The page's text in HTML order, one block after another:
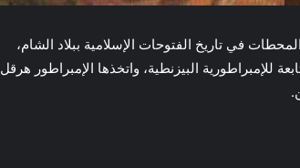
في تاريخ الفتوحات الإسلامية ببلاد الشام،
للإمبراطورية البيزنطية، واتخذها الإمبراطور هرقل